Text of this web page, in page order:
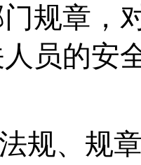
规章，
员的安
规、规